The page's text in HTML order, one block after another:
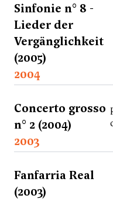
Sinfonie n° 8 -
Lieder der
Vergänglichkeit
(2005)
2004
Concerto grosso
n° 2 (2004)
2003
Fanfarria Real
(2003)